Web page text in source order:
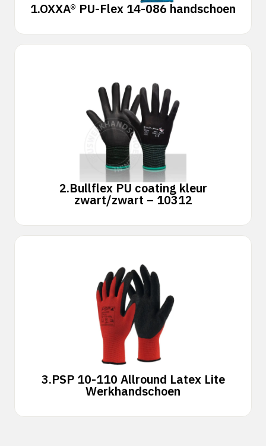
1.OXXA® PU-Flex 14-086 handschoen
2.Bullflex PU coating kleur
zwart/zwart – 10312
3.PSP 10-110 Allround Latex Lite
Werkhandschoen